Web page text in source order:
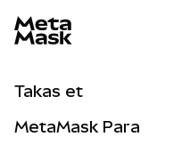
Takas et
MetaMask Para